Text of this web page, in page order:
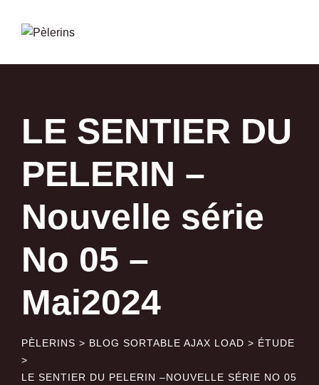
LE SENTIER DU
PELERIN –
Nouvelle série
No 05 –
Mai2024
PÈLERINS > BLOG SORTABLE AJAX LOAD > ÉTUDE
>
LE SENTIER DU PELERIN –NOUVELLE SÉRIE NO 05